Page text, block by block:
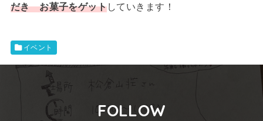
だき お菓子をゲットしていきます！
イベント
FOLLOW